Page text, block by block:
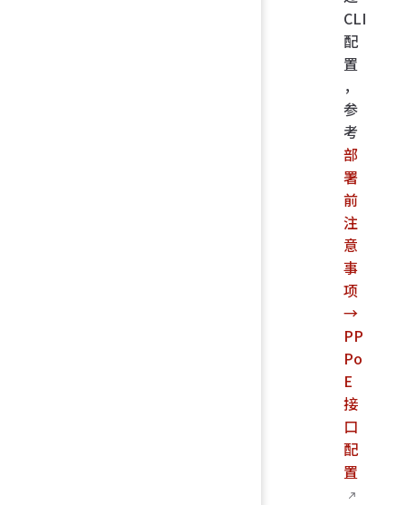
CLI
配
置
，
参
考
部
署
前
注
意
事
项
→
PP
Po
E
接
口
配
置